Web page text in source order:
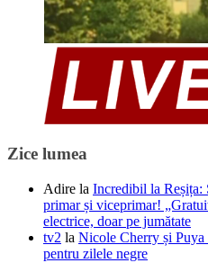
Zice lumea
Adire la Incredibil la Reșița:
primar și viceprimar!
electrice, doar pe jumătate
tv2 la Nicole Cherry și Puya
pentru zilele negre